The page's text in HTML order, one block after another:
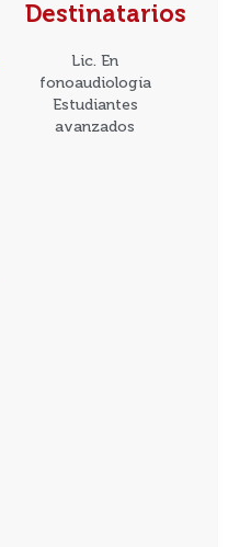
Destinatarios
Lic. En
fonoaudiología
Estudiantes
avanzados